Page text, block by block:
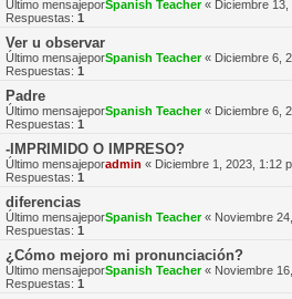
Último mensajeporSpanish Teacher« Diciembre
Respuestas: 1
Ver u observar
Último mensajeporSpanish Teacher« Diciembre 6,
Respuestas: 1
Padre
Último mensajeporSpanish Teacher« Diciembre 6,
Respuestas: 1
-IMPRIMIDO O IMPRESO?
Último mensajeporadmin « Diciembre 1, 2023, 1:12
Respuestas: 1
diferencias
Último mensajeporSpanish Teacher« Noviembre
Respuestas: 1
¿Cómo mejoro mi pronunciación?
Último mensajeporSpanish Teacher« Noviembre
Respuestas: 1